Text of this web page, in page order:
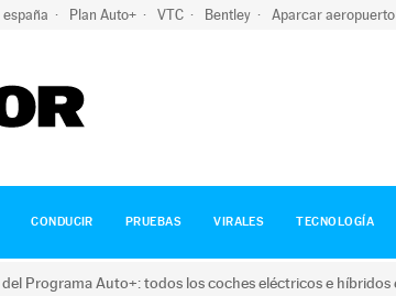
Plan Auto+ VTC Bentley Aparcar aeropuerto
CONDUCIR PRUEBAS VIRALES TECNOLOGÍA
Programa Auto+: todos los coches eléctricos e